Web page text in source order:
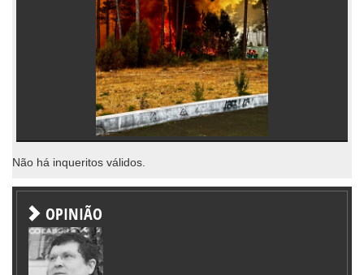
Não há inqueritos válidos.
OPINIÃO